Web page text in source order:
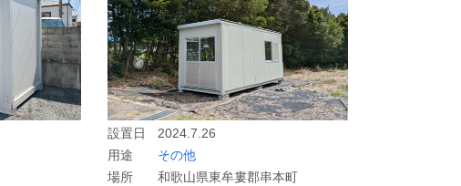
設置日
2024.7.26
用途
その他
場所
和歌山県東牟婁郡串本町